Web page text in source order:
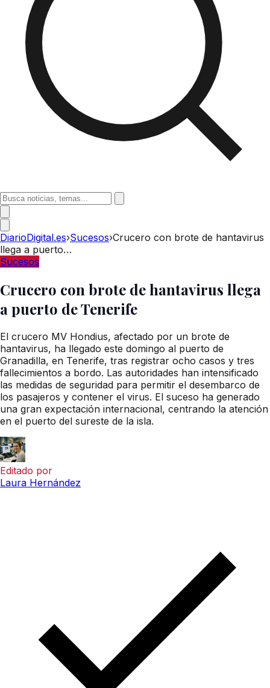
DiarioDigital.es›Sucesos›Crucero con brote de hantavirus
llega a puerto…
Sucesos
Crucero con brote de hantavirus llega
a puerto de Tenerife
El crucero MV Hondius, afectado por un brote de
hantavirus, ha llegado este domingo al puerto de
Granadilla, en Tenerife, tras registrar ocho casos y tres
fallecimientos a bordo. Las autoridades han intensificado
las medidas de seguridad para permitir el desembarco de
los pasajeros y contener el virus. El suceso ha generado
una gran expectación internacional, centrando la atención
en el puerto del sureste de la isla.
Editado por
Laura Hernández